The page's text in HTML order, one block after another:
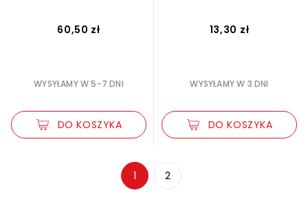
60,50 zł
WYSYŁAMY W 5-7 DNI
DO KOSZYKA
13,30 zł
WYSYŁAMY W 3 DNI
DO KOSZYKA
1 2
Zmniejsz rozmiar czcionki